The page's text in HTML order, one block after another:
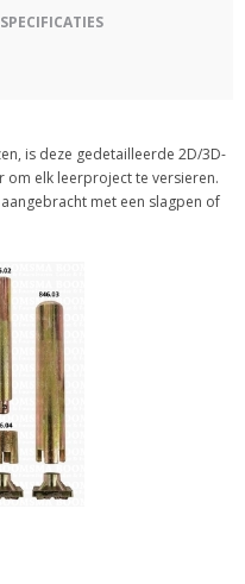
SPECIFICATIES
is deze gedetailleerde 2D/3D-
om elk leerproject te versieren.
met een slagpen of